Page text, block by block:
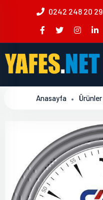
0242 248 20 29
Anasayfa Ürünler